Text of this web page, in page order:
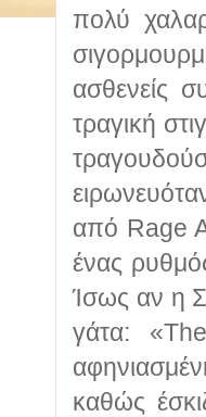
πολύ
ασθενείς
τραγική
από Rage
ένας
Ίσως αν η
γάτα:
καθώς